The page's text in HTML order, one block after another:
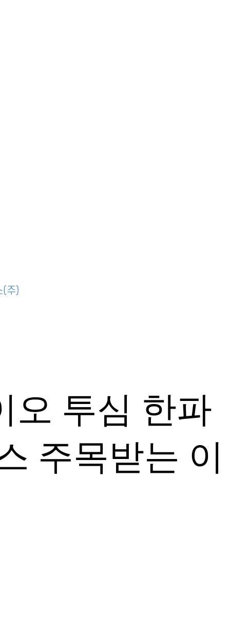
(주)
오 투심 한파
주목받는 이